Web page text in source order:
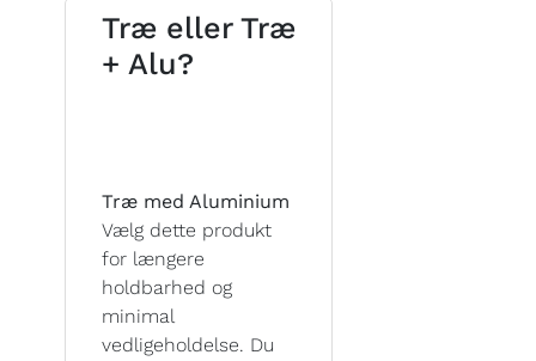
Træ eller Træ
+ Alu?
Træ med Aluminium
Vælg dette produkt
for længere
holdbarhed og
minimal
vedligeholdelse. Du